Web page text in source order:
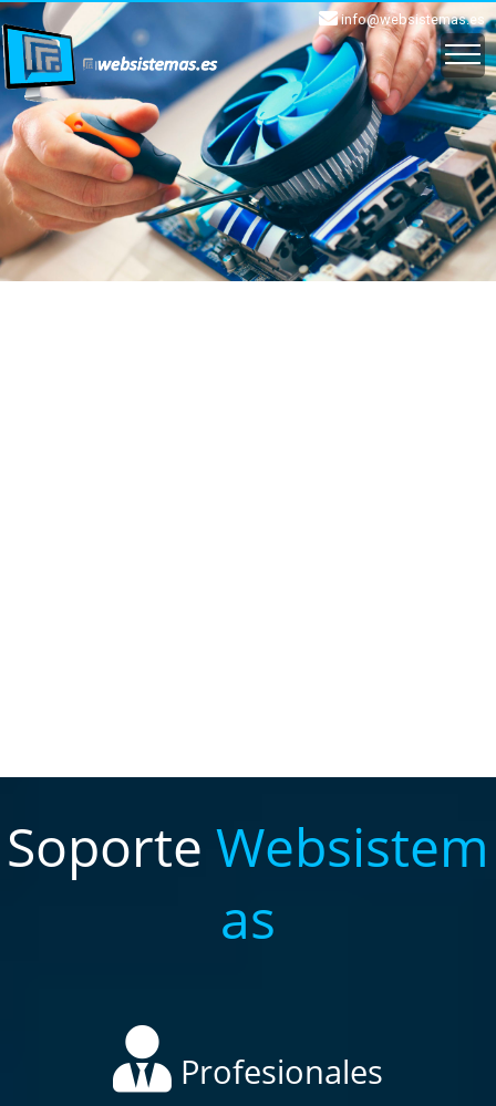
info@websistemas.es
INICIO
EMAIL
WEB
APLICACIONES
CLOUD
Soporte Websistem
as
Profesionales